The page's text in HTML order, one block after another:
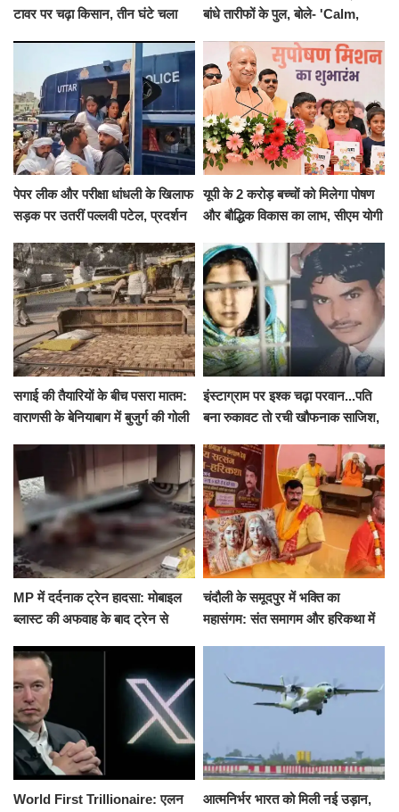
टावर पर चढ़ा किसान, तीन घंटे चला
बांधे तारीफों के पुल, बोले- 'Calm,
पेपर लीक और परीक्षा धांधली के खिलाफ
सड़क पर उतरीं पल्लवी पटेल, प्रदर्शन
यूपी के 2 करोड़ बच्चों को मिलेगा पोषण
और बौद्धिक विकास का लाभ, सीएम योगी
सगाई की तैयारियों के बीच पसरा मातम:
वाराणसी के बेनियाबाग में बुजुर्ग की गोली
इंस्टाग्राम पर इश्क चढ़ा परवान...पति
बना रुकावट तो रची खौफनाक साजिश,
के घाट
MP में दर्दनाक ट्रेन हादसा: मोबाइल
ब्लास्ट की अफवाह के बाद ट्रेन से
रौंदा, 4 की मौत
चंदौली के समूदपुर में भक्ति का
महासंगम: संत समागम और हरिकथा में
World First Trillionaire: एलन
आत्मनिर्भर भारत को मिली नई उड़ान,